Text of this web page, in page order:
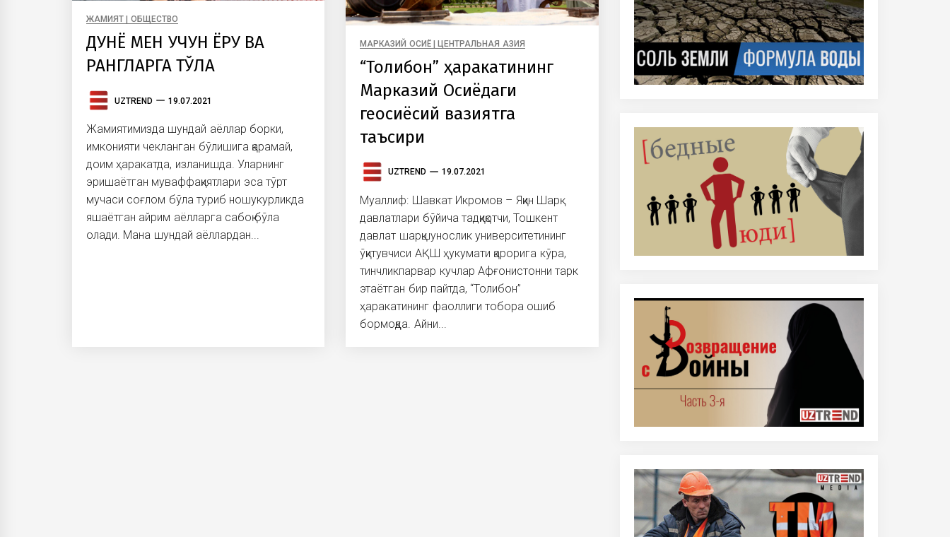
ЖАМИЯТ | ОБЩЕСТВО
ДУНЁ МЕН УЧУН ЁРУҒ ВА
РАНГЛАРГА ТЎЛА
UZTREND 19.07.2021
Жамиятимизда шундай аёллар борки,
имконияти чекланган бўлишига қарамай,
доим ҳаракатда, изланишда. Уларнинг
эришаётган муваффақиятлари эса тўрт
мучаси соғлом бўла туриб ношукурликда
яшаётган айрим аёлларга сабоқ бўла
олади. Мана шундай аёллардан...
МАРКАЗИЙ ОСИЁ | ЦЕНТРАЛЬНАЯ АЗИЯ
“Толибон” ҳаракатининг
Марказий Осиёдаги
геосиёсий вазиятга
таъсири
UZTREND 19.07.2021
Муаллиф: Шавкат Икромов – Яқин Шарқ
давлатлари бўйича тадқиқотчи, Тошкент
давлат шарқшунослик университетининг
ўқитувчиси АҚШ ҳукумати қарорига кўра,
тинчликпарвар кучлар Афғонистонни тарк
этаётган бир пайтда, “Толибон”
ҳаракатининг фаоллиги тобора ошиб
бормоқда. Айни...